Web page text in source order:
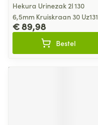
Hekura Urinezak 2l 130
6,5mm Kruiskraan 30 Uz131
€ 89,98
Bestel